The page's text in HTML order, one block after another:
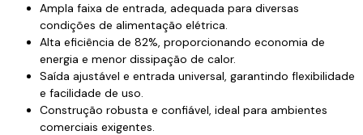
Ampla faixa de entrada, adequada para diversas
condições de alimentação elétrica.
Alta eficiência de 82%, proporcionando economia de
energia e menor dissipação de calor.
Saída ajustável e entrada universal, garantindo flexibilidade
e facilidade de uso.
Construção robusta e confiável, ideal para ambientes
comerciais exigentes.